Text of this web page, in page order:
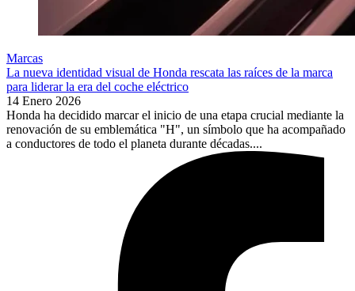
Marcas
La nueva identidad visual de Honda rescata las raíces de la marca
para liderar la era del coche eléctrico
14 Enero 2026
Honda ha decidido marcar el inicio de una etapa crucial mediante la
renovación de su emblemática "H", un símbolo que ha acompañado
a conductores de todo el planeta durante décadas....